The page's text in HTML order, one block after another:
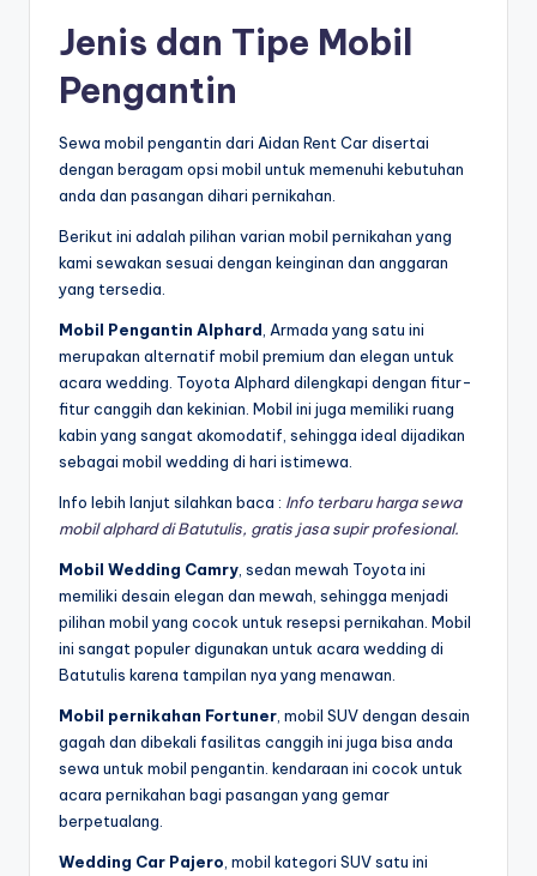
Jenis dan Tipe Mobil
Pengantin
Sewa mobil pengantin dari Aidan Rent Car disertai
dengan beragam opsi mobil untuk memenuhi kebutuhan
anda dan pasangan dihari pernikahan.
Berikut ini adalah pilihan varian mobil pernikahan yang
kami sewakan sesuai dengan keinginan dan anggaran
yang tersedia.
Mobil Pengantin Alphard , Armada yang satu ini
merupakan alternatif mobil premium dan elegan untuk
acara wedding. Toyota Alphard dilengkapi dengan fitur-
fitur canggih dan kekinian. Mobil ini juga memiliki ruang
kabin yang sangat akomodatif, sehingga ideal dijadikan
sebagai mobil wedding di hari istimewa.
Info lebih lanjut silahkan baca : Info terbaru harga sewa
mobil alphard di Batutulis, gratis jasa supir profesional.
Mobil Wedding Camry , sedan mewah Toyota ini
memiliki desain elegan dan mewah, sehingga menjadi
pilihan mobil yang cocok untuk resepsi pernikahan. Mobil
ini sangat populer digunakan untuk acara wedding di
Batutulis karena tampilan nya yang menawan.
Mobil pernikahan Fortuner , mobil SUV dengan desain
gagah dan dibekali fasilitas canggih ini juga bisa anda
sewa untuk mobil pengantin. kendaraan ini cocok untuk
acara pernikahan bagi pasangan yang gemar
berpetualang.
Wedding Car Pajero , mobil kategori SUV satu ini